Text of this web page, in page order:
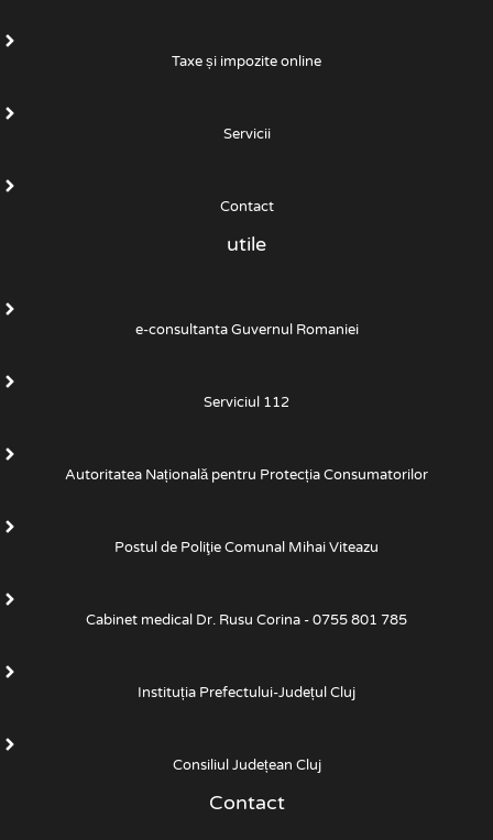
Taxe și impozite online
Servicii
Contact
utile
e-consultanta Guvernul Romaniei
Serviciul 112
Autoritatea Națională pentru Protecția Consumatorilor
Postul de Poliţie Comunal Mihai Viteazu
Cabinet medical Dr. Rusu Corina - 0755 801 785
Instituția Prefectului-Județul Cluj
Consiliul Județean Cluj
Contact